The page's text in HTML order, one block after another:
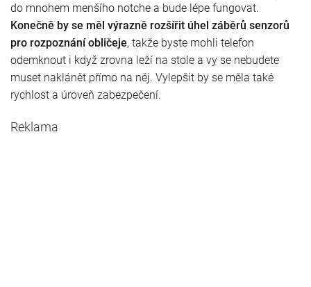
do mnohem menšího notche a bude lépe fungovat.
Konečně by se měl výrazně rozšířit úhel záběrů senzorů
pro rozpoznání obličeje, takže byste mohli telefon
odemknout i když zrovna leží na stole a vy se nebudete
muset naklánět přímo na něj. Vylepšit by se měla také
rychlost a úroveň zabezpečení.
Reklama